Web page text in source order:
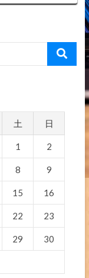
土 日
1 2
8 9
15 16
22 23
29 30